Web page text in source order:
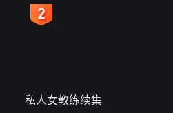
私人女教练续集